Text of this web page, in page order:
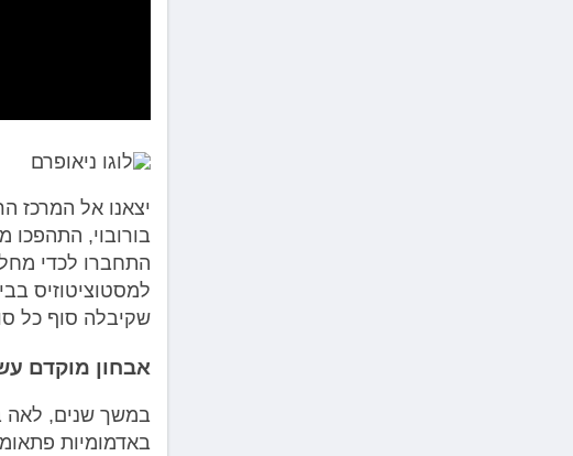
יצאנו אל המרכז
בורובוי,
התחברו לכדי
למסטוציטוזיס
שקיבלה סוף כל
אבחון מוקדם
במשך שנים, לאה
באדמומיות